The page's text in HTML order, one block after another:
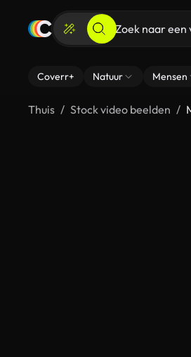
Coverr+ Natuur Mensen
Thuis Stock video beelden